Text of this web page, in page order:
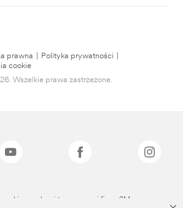
prawna Polityka prywatności
cookie
Wszelkie prawa zastrzeżone.
są znakami towarowymi firmy 3M.